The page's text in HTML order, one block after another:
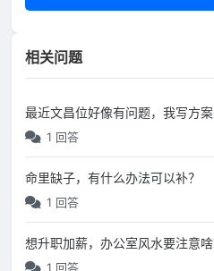
相关问题
最近文昌位好像有问题，我写方
1 回答
命里缺子，有什么办法可以补？
1 回答
想升职加薪，办公室风水要注意啥
1 回答